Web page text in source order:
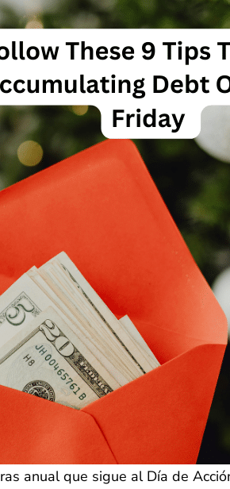
anual que sigue al Día de